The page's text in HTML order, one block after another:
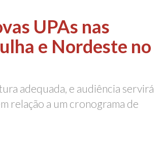
UPAs nas
e Nordeste no
adequada, e audiência servirá
relação a um cronograma de